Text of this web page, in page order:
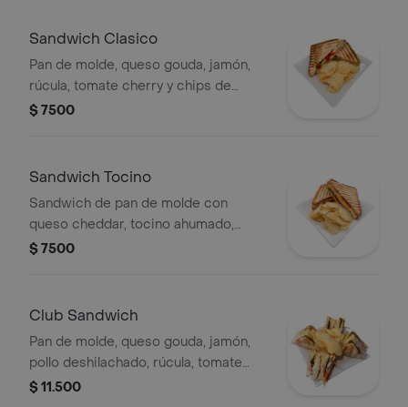
Sandwich Clasico
Pan de molde, queso gouda, jamón,
rúcula, tomate cherry y chips de
papas.
$ 7500
Sandwich Tocino
Sandwich de pan de molde con
queso cheddar, tocino ahumado,
rúcula y tomate cherry, acompañado
$ 7500
Club Sandwich
Pan de molde, queso gouda, jamón,
pollo deshilachado, rúcula, tomate
cherry y chips de papas.
$ 11.500